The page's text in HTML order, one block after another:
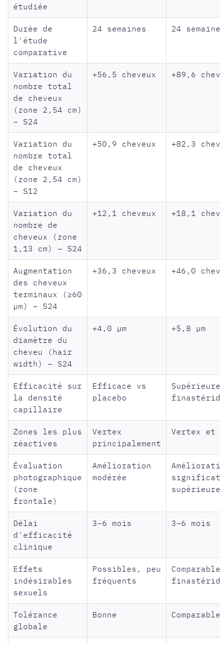
étudiée
Durée de
l'étude
comparative
24 semaines 24
Variation du
nombre total
de cheveux
(zone 2,54 cm)
– S24
+56,5 cheveux +89,6
Variation du
nombre total
de cheveux
(zone 2,54 cm)
– S12
+50,9 cheveux +82,3
Variation du
nombre de
cheveux (zone
1,13 cm) – S24
+12,1 cheveux +18,1
Augmentation
des cheveux
terminaux (≥60
µm) – S24
+36,3 cheveux +46,0
Évolution du
diamètre du
cheveu (hair
width) – S24
+4,0 µm +5,8 µm
Efficacité sur
la densité
capillaire
Efficace vs
placebo
Zones les plus
réactives
Vertex
principalement
Vertex
Évaluation
photographique
(zone
frontale)
Amélioration
modérée
Délai
d'efficacité
clinique
3–6 mois 3–6 mois
Effets
indésirables
sexuels
Possibles, peu
fréquents
Tolérance
globale
Bonne